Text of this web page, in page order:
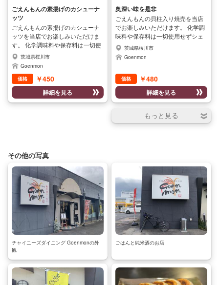
ごえんもんの素揚げのカシューナ
ッツ
ごえんもんの素揚げのカシューナ
ッツを当店でお楽しみいただけま
す。 化学調味料や保存料は一切使
用せずシェフが手作りした商品で
す。 本格的な素揚げのカシューナ
ッツをお楽しみいただけます。
茨城県桜川市
Goenmon
価格
￥450
詳細を見る
奥深い味を是非
ごえんもんの貝柱入り焼売を当店
でお楽しみいただけます。 化学調
味料や保存料は一切使用せずシェ
フが手作りした商品です。 本格的
な貝柱入り焼売をお楽しみいただ
けます。
茨城県桜川市
Goenmon
価格 ￥480
詳細を見る
その他の写真
チャイニーズダイニング Goenmonの外
観
ごはんと純米酒のお店